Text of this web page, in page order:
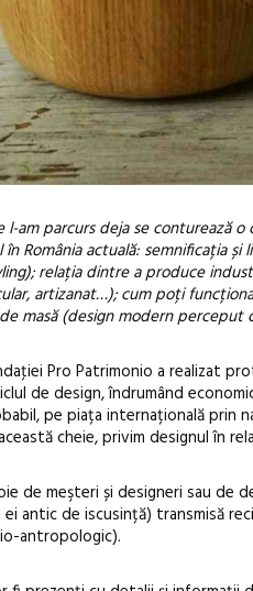
am parcurs deja se conturează
România actuală: semnificația
relația dintre a produce
artizanat…); cum poți
masă (design modern perceput
Pro Patrimonio a realizat
de design, îndrumând
pe piața internațională prin
cheie, privim designul în
de meşteri și designeri sau de
antic de iscusință) transmisă
antropologic).